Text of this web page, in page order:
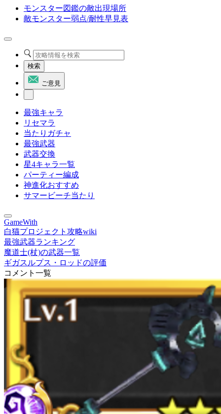
モンスター図鑑の敵出現場所
敵モンスター弱点/耐性早見表
検索
ご意見
最強キャラ
リセマラ
当たりガチャ
最強武器
武器交換
星4キャラ一覧
パーティー編成
神進化おすすめ
サマービーチ当たり
GameWith
白猫プロジェクト攻略wiki
最強武器ランキング
魔道士(杖)の武器一覧
ギガスルプス・ロッドの評価
コメント一覧